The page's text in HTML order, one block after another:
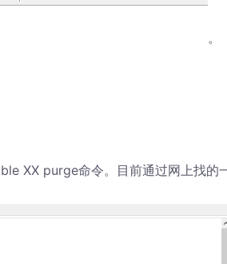
。
XX purge命令。目前通过网上找的